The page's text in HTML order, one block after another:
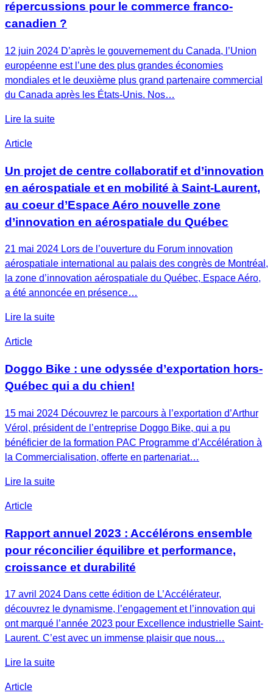
répercussions pour le commerce franco-
canadien ?
12 juin 2024 D’après le gouvernement du Canada, l’Union
européenne est l’une des plus grandes économies
mondiales et le deuxième plus grand partenaire commercial
du Canada après les États-Unis. Nos…
Lire la suite
Article
Un projet de centre collaboratif et d’innovation
en aérospatiale et en mobilité à Saint-Laurent,
au coeur d’Espace Aéro nouvelle zone
d’innovation en aérospatiale du Québec
21 mai 2024 Lors de l’ouverture du Forum innovation
aérospatiale international au palais des congrès de Montréal,
la zone d’innovation aérospatiale du Québec, Espace Aéro,
a été annoncée en présence…
Lire la suite
Article
Doggo Bike : une odyssée d’exportation hors-
Québec qui a du chien!
15 mai 2024 Découvrez le parcours à l’exportation d’Arthur
Vérol, président de l’entreprise Doggo Bike, qui a pu
bénéficier de la formation PAC Programme d’Accélération à
la Commercialisation, offerte en partenariat…
Lire la suite
Article
Rapport annuel 2023 : Accélérons ensemble
pour réconcilier équilibre et performance,
croissance et durabilité
17 avril 2024 Dans cette édition de L’Accélérateur,
découvrez le dynamisme, l’engagement et l’innovation qui
ont marqué l’année 2023 pour Excellence industrielle Saint-
Laurent. C’est avec un immense plaisir que nous…
Lire la suite
Article